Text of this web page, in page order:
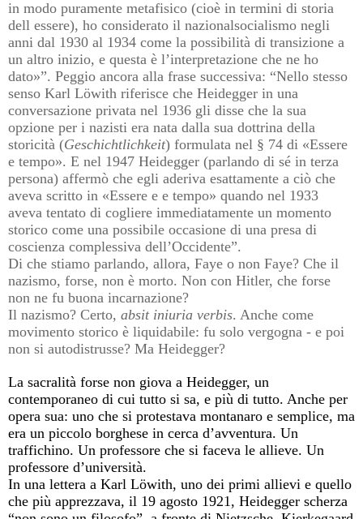
in modo puramente metafisico (cioè in termini di storia
dell essere), ho considerato il nazionalsocialismo negli
anni dal 1930 al 1934 come la possibilità di transizione a
un altro inizio, e questa è l’interpretazione che ne ho
dato»”. Peggio ancora alla frase successiva: “Nello stesso
senso Karl Löwith riferisce che Heidegger in una
conversazione privata nel 1936 gli disse che la sua
opzione per i nazisti era nata dalla sua dottrina della
storicità (Geschichtlichkeit) formulata nel § 74 di «Essere
e tempo». E nel 1947 Heidegger (parlando di sé in terza
persona) affermò che egli aderiva esattamente a ciò che
aveva scritto in «Essere e e tempo» quando nel 1933
aveva tentato di cogliere immediatamente un momento
storico come una possibile occasione di una presa di
coscienza complessiva dell’Occidente”.
Di che stiamo parlando, allora, Faye o non Faye? Che il
nazismo, forse, non è morto. Non con Hitler, che forse
non ne fu buona incarnazione?
Il nazismo? Certo, absit iniuria verbis. Anche come
movimento storico è liquidabile: fu solo vergogna - e poi
non si autodistrusse? Ma Heidegger?
La sacralità forse non giova a Heidegger, un
contemporaneo di cui tutto si sa, e più di tutto. Anche per
opera sua: uno che si protestava montanaro e semplice, ma
era un piccolo borghese in cerca d’avventura. Un
traffichino. Un professore che si faceva le allieve. Un
professore d’università.
In una lettera a Karl Löwith, uno dei primi allievi e quello
che più apprezzava, il 19 agosto 1921, Heidegger scherza